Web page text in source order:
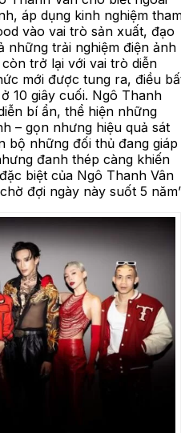
áp dụng kinh nghiệm
vào vai trò sản xuất, đạo
những trải nghiệm điện ảnh
trở lại với vai trò diễn
mới được tung ra, điều
10 giây cuối. Ngô Thanh
bí ẩn, thể hiện những
– gọn nhưng hiệu quả sát
bộ những đối thủ đang giáp
đanh thép càng khiến
biệt của Ngô Thanh Vân
đợi ngày này suốt 5